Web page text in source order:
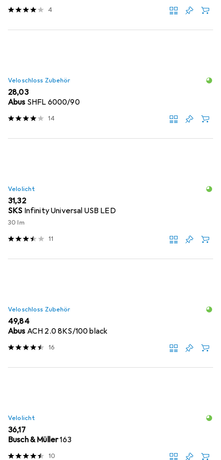
4
Veloschloss Zubehör
EUR
28,03
Abus SHFL 6000/90
14
Velolicht
EUR
31,32
SKS Infinity Universal USB LED
30 lm
11
Veloschloss Zubehör
EUR
49,84
Abus ACH 2.0 8KS/100 black
16
Velolicht
EUR
36,17
Busch & Müller163
10